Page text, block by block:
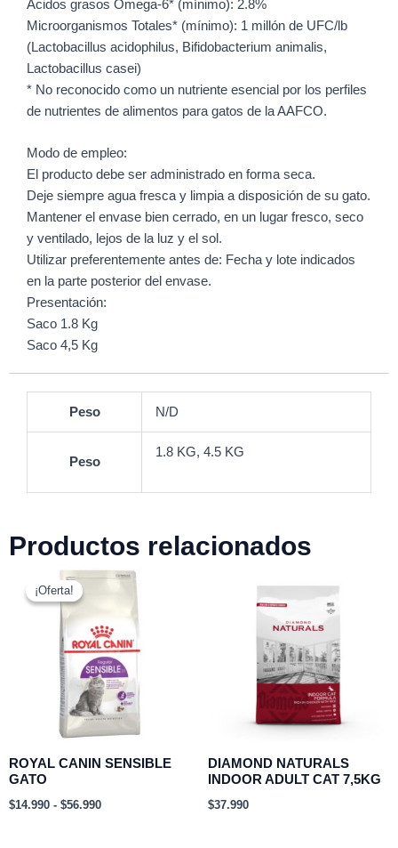
Ácidos grasos Omega-6* (mínimo): 2.8%
Microorganismos Totales* (mínimo): 1 millón de UFC/lb
(Lactobacillus acidophilus, Bifidobacterium animalis,
Lactobacillus casei)
* No reconocido como un nutriente esencial por los perfiles
de nutrientes de alimentos para gatos de la AAFCO.
Modo de empleo:
El producto debe ser administrado en forma seca.
Deje siempre agua fresca y limpia a disposición de su gato.
Mantener el envase bien cerrado, en un lugar fresco, seco
y ventilado, lejos de la luz y el sol.
Utilizar preferentemente antes de: Fecha y lote indicados
en la parte posterior del envase.
Presentación:
Saco 1.8 Kg
Saco 4,5 Kg
Peso N/D
Peso
1.8 KG, 4.5 KG
Productos relacionados
¡Oferta!
¡Oferta!
ROYAL CANIN SENSIBLE
GATO
$14.990 - $56.990
Rango
desde
$14.990
hasta
$56.990
DIAMOND NATURALS
INDOOR ADULT CAT 7,5KG
$37.990